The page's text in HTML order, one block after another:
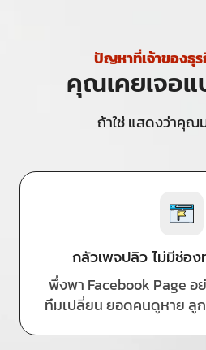
ปัญหาที่เจ้าของธุ
คุณเคยเจอแ
ถ้าใช่ แสดงว่าคุณ
กลัวเพจปลิว ไม่มีช่อง
พึ่งพา Facebook Page อ
ทึมเปลี่ยน ยอดคนดูหาย ลู